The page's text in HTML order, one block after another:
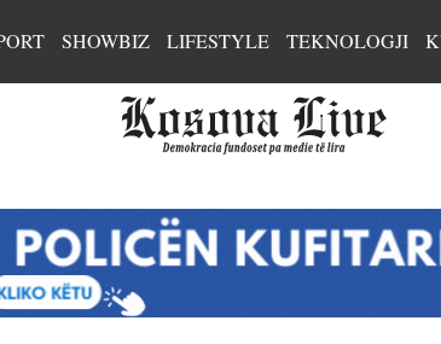
SHOWBIZ LIFESTYLE TEKNOLOGJI